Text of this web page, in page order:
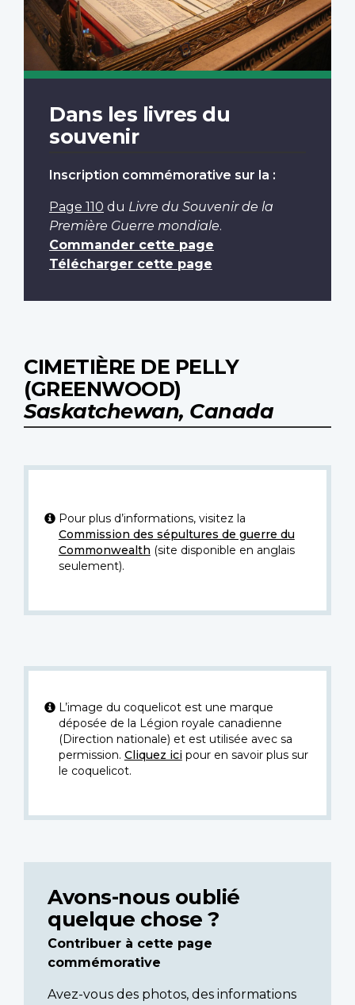
Dans les livres du
souvenir
Inscription commémorative sur la :
Page 110 du Livre du Souvenir de la
Première Guerre mondiale.
Commander cette page
Télécharger cette page
CIMETIÈRE DE PELLY
(GREENWOOD)
Saskatchewan, Canada
Pour plus d’informations, visitez la
Commission des sépultures de guerre du
Commonwealth (site disponible en anglais
seulement).
L’image du coquelicot est une marque
déposée de la Légion royale canadienne
(Direction nationale) et est utilisée avec sa
permission. Cliquez icipour en savoir plus sur
le coquelicot.
Avons-nous oublié
quelque chose ?
Contribuer à cette page
commémorative
Avez-vous des photos, des informations